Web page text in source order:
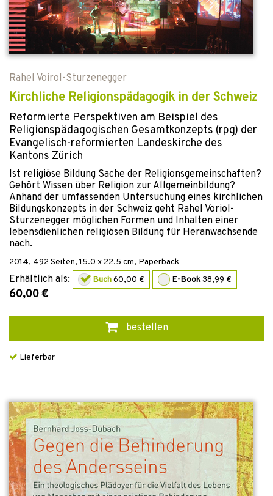
Rahel Voirol-Sturzenegger
Kirchliche Religionspädagogik in der Schweiz
Reformierte Perspektiven am Beispiel des
Religionspädagogischen Gesamtkonzepts (rpg) der
Evangelisch-reformierten Landeskirche des
Kantons Zürich
Ist religiöse Bildung Sache der Religionsgemeinschaften?
Gehört Wissen über Religion zur Allgemeinbildung?
Anhand der umfassenden Untersuchung eines kirchlichen
Bildungskonzepts in der Schweiz geht Rahel Voriol-
Sturzenegger möglichen Formen und Inhalten einer
lebensdienlichen religiösen Bildung für Heranwachsende
nach.
2014, 492 Seiten, 15.0 x 22.5 cm, Paperback
Erhältlich als: Buch60,00 € E-Book38,99 €
60,00 €
bestellen
Lieferbar